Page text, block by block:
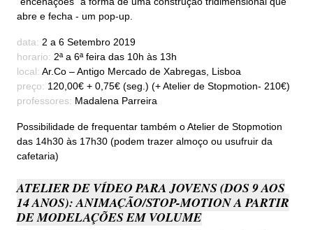
abre e fecha - um pop-up.
data: 2 a 6 Setembro 2019
horario: 2ª a 6ª feira das 10h às 13h
local: Ar.Co – Antigo Mercado de Xabregas, Lisboa
preço: 120,00€ + 0,75€ (seg.) (+ Atelier de Stopmotion- 210€)
professores: Madalena Parreira
Possibilidade de frequentar também o Atelier de Stopmotion
das 14h30 às 17h30 (podem trazer almoço ou usufruir da
cafetaria)
ATELIER DE VÍDEO PARA JOVENS (DOS 9 AOS
14 ANOS): ANIMAÇÃO/STOP-MOTION A PARTIR
DE MODELAÇÕES EM VOLUME